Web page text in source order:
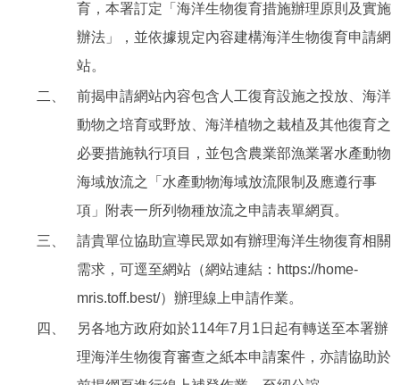
育，本署訂定「海洋生物復育措施辦理原則及實施
辦法」，並依據規定內容建構海洋生物復育申請網
站。
二、
前揭申請網站內容包含人工復育設施之投放、海洋
動物之培育或野放、海洋植物之栽植及其他復育之
必要措施執行項目，並包含農業部漁業署水產動物
海域放流之「水產動物海域放流限制及應遵行事
項」附表一所列物種放流之申請表單網頁。
三、
請貴單位協助宣導民眾如有辦理海洋生物復育相關
需求，可逕至網站（網站連結：https://home-
mris.toff.best/）辦理線上申請作業。
四、
另各地方政府如於114年7月1日起有轉送至本署辦
理海洋生物復育審查之紙本申請案件，亦請協助於